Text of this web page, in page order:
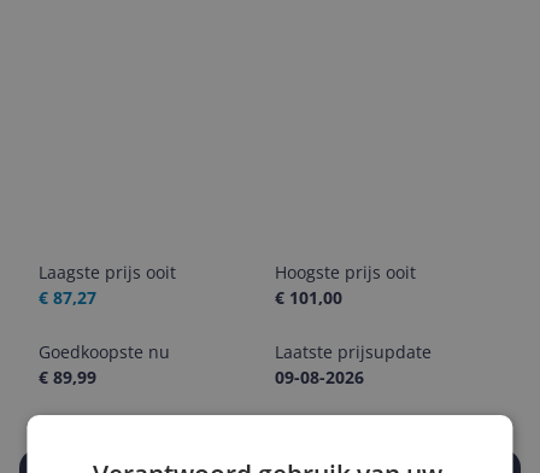
Laagste prijs ooit
€ 87,27
Hoogste prijs ooit
€ 101,00
Goedkoopste nu
€ 89,99
Laatste prijsupdate
09-08-2026